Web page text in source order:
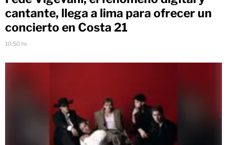
cantante, llega a lima para ofrecer un
concierto en Costa 21
10:50 hs